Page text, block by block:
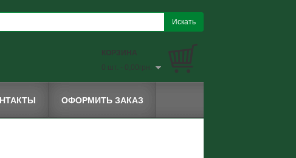
КОРЗИНА
0 шт. - 0,00грн.
ОФОРМИТЬ ЗАКАЗ